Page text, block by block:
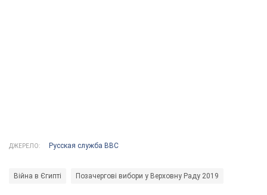
ДЖЕРЕЛО: Русская служба ВВС
Війна в Єгипті Позачергові вибори у Верховну Раду 2019